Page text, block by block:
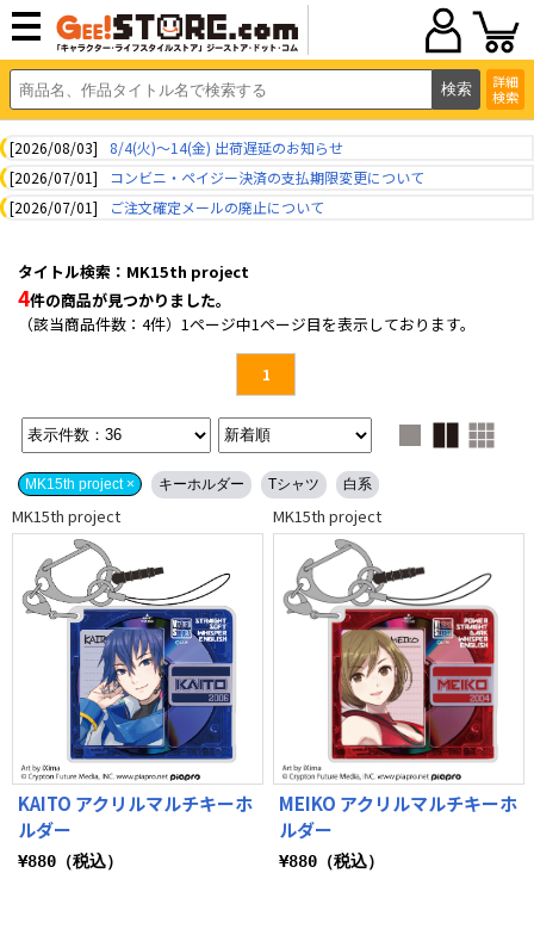
詳細
検索
[2026/08/03]
8/4(火)～14(金) 出荷遅延のお知らせ
[2026/07/01]
コンビニ・ペイジー決済の支払期限変更について
[2026/07/01]
ご注文確定メールの廃止について
タイトル検索：MK15th project
4件の商品が見つかりました。
（該当商品件数：4件）1ページ中1ページ目を表示しております。
1
MK15th project × キーホルダー Tシャツ 白系
MK15th project
KAITO アクリルマルチキーホ
ルダー
¥880（税込）
MK15th project
MEIKO アクリルマルチキーホ
ルダー
¥880（税込）